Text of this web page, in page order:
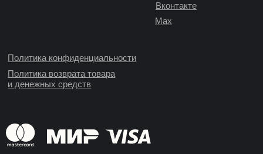
Политика конфиденциальности
Вконтакте
Max
Политика возврата товара
и денежных средств